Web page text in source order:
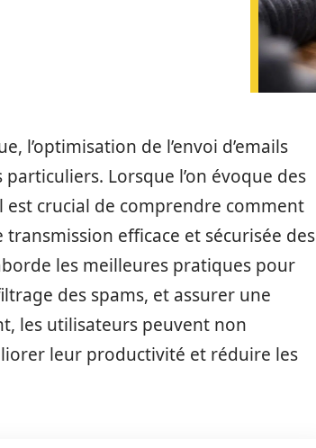
l’optimisation de l’envoi d’emails
Lorsque l’on évoque des
est crucial de comprendre comment
efficace et sécurisée des
les meilleures pratiques pour
des spams, et assurer une
les utilisateurs peuvent non
leur productivité et réduire les